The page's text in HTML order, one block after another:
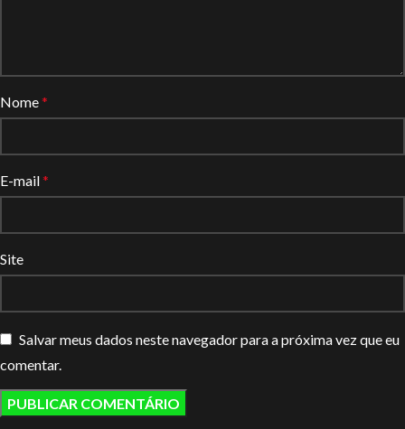
Nome*
E-mail*
Site
Salvar meus dados neste navegador para a próxima vez que eu
comentar.